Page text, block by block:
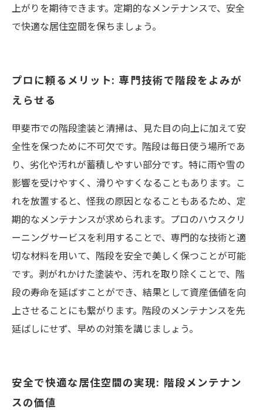
上がりを期待できます。定期的なメンテナンスで、安全
で快適な居住空間を保ちましょう。
プロに頼るメリット: 専門技術で階段をよみが
えらせる
甲斐市での階段塗装と清掃は、見た目の向上に加えて安
全性を保つために不可欠です。階段は毎日使う場所であ
り、劣化や汚れが蓄積しやすい部分です。特に雨や雪の
影響を受けやすく、滑りやすくなることもあります。こ
れを放置すると、怪我の原因となることもあるため、定
期的なメンテナンスが求められます。プロのハウスクリ
ーニングサービスを利用することで、専門的な技術と適
切な材料を用いて、階段を安全で美しく保つことが可能
です。剥がれかけた塗装や、汚れを取り除くことで、階
段の寿命を延ばすことができ、結果として資産価値を向
上させることにも繋がります。階段のメンテナンスを先
延ばしにせず、早めの対策を講じましょう。
安全で快適な居住空間の実現: 階段メンテナン
スの価値